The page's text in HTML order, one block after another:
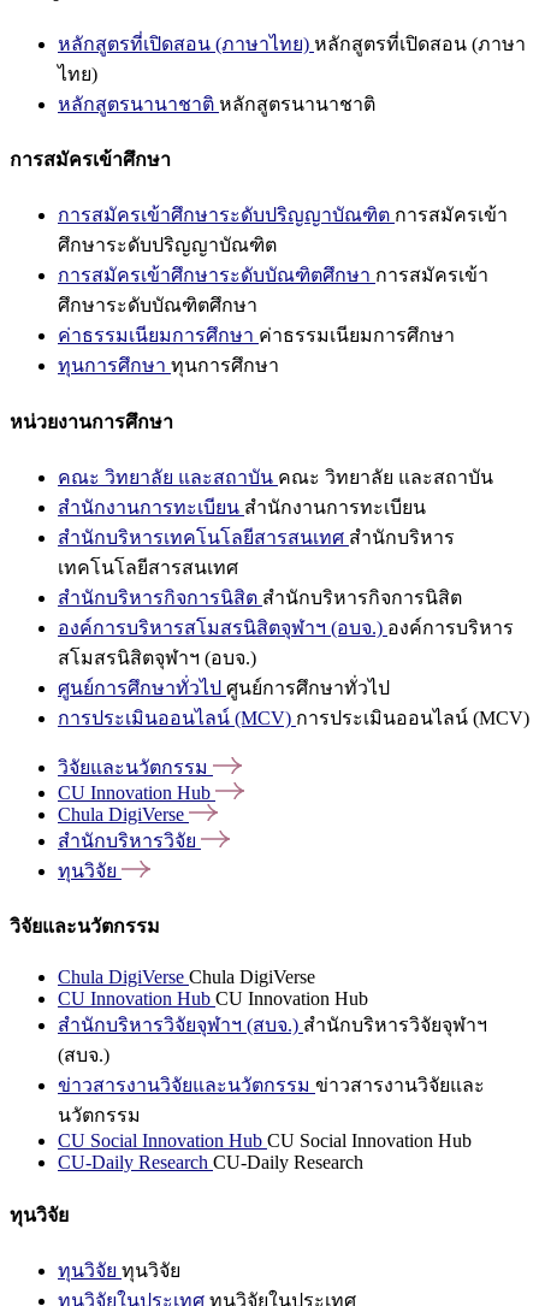
หลักสูตรที่เปิดสอน (ภาษาไทย) หลักสูตรที่เปิดสอน (ภาษา
ไทย)
หลักสูตรนานาชาติ หลักสูตรนานาชาติ
การสมัครเข้าศึกษา
การสมัครเข้าศึกษาระดับปริญญาบัณฑิต การสมัครเข้า
ศึกษาระดับปริญญาบัณฑิต
การสมัครเข้าศึกษาระดับบัณฑิตศึกษา การสมัครเข้า
ศึกษาระดับบัณฑิตศึกษา
ค่าธรรมเนียมการศึกษา ค่าธรรมเนียมการศึกษา
ทุนการศึกษา ทุนการศึกษา
หน่วยงานการศึกษา
คณะ วิทยาลัย และสถาบัน คณะ วิทยาลัย และสถาบัน
สำนักงานการทะเบียน สำนักงานการทะเบียน
สำนักบริหารเทคโนโลยีสารสนเทศ สำนักบริหาร
เทคโนโลยีสารสนเทศ
สำนักบริหารกิจการนิสิต สำนักบริหารกิจการนิสิต
องค์การบริหารสโมสรนิสิตจุฬาฯ (อบจ.) องค์การบริหาร
สโมสรนิสิตจุฬาฯ (อบจ.)
ศูนย์การศึกษาทั่วไป ศูนย์การศึกษาทั่วไป
การประเมินออนไลน์ (MCV) การประเมินออนไลน์ (MCV)
วิจัยและนวัตกรรม
CU Innovation Hub
Chula DigiVerse
สำนักบริหารวิจัย
ทุนวิจัย
วิจัยและนวัตกรรม
Chula DigiVerse Chula DigiVerse
CU Innovation Hub CU Innovation Hub
สำนักบริหารวิจัยจุฬาฯ (สบจ.) สำนักบริหารวิจัยจุฬาฯ
(สบจ.)
ข่าวสารงานวิจัยและนวัตกรรม ข่าวสารงานวิจัยและ
นวัตกรรม
CU Social Innovation Hub CU Social Innovation Hub
CU-Daily Research CU-Daily Research
ทุนวิจัย
ทุนวิจัย ทุนวิจัย
ทุนวิจัยในประเทศ ทุนวิจัยในประเทศ